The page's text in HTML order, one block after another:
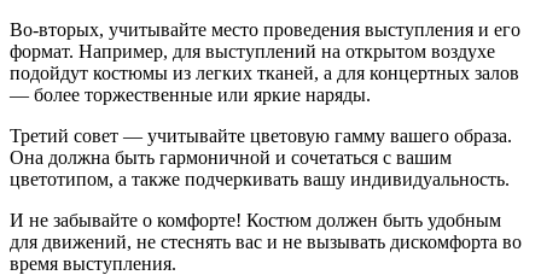
Во-вторых, учитывайте место проведения выступления и его
формат. Например, для выступлений на открытом воздухе
подойдут костюмы из легких тканей, а для концертных залов
— более торжественные или яркие наряды.
Третий совет — учитывайте цветовую гамму вашего образа.
Она должна быть гармоничной и сочетаться с вашим
цветотипом, а также подчеркивать вашу индивидуальность.
И не забывайте о комфорте! Костюм должен быть удобным
для движений, не стеснять вас и не вызывать дискомфорта во
время выступления.